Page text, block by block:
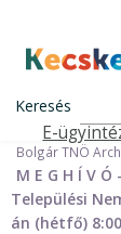
tartalomra
Keresés
Felső
E-
Nemzetiségi
Bolgár
Bolgár TNÖ
M E G H Í V
Települési
án (hétfő)